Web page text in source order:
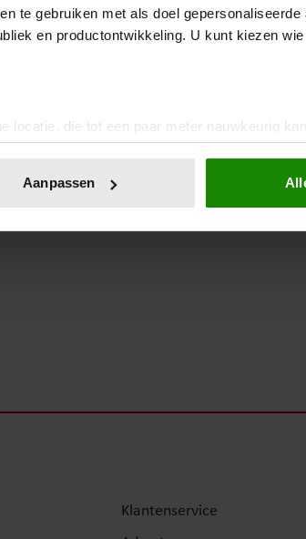
te gebruiken met als doel
en productontwikkeling. U kunt kiezen
locatie, die tot een paar meter nauwkeurig
op specifieke eigenschappen
de Cookieverklaring.
personaliseren, om functies voor social
over uw gebruik van onze site met onze
Aanpassen
Klantenservice